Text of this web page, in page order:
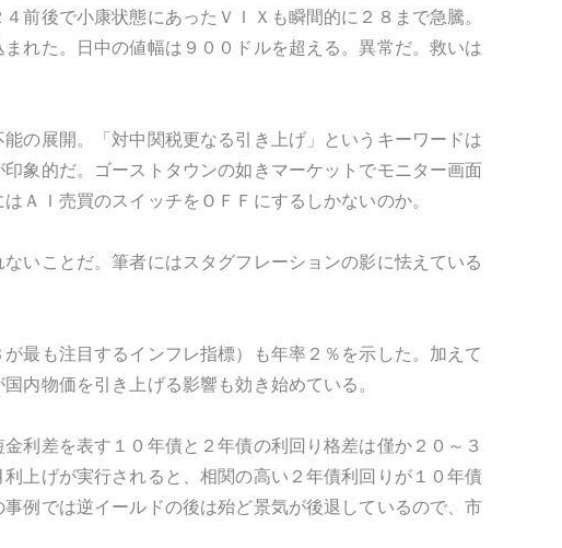
前後で小康状態にあったＶＩＸも瞬間的に２８まで急騰。
れた。日中の値幅は９００ドルを超える。異常だ。救いは
の展開。「対中関税更なる引き上げ」というキーワードは
象的だ。ゴーストタウンの如きマーケットでモニター画面
ＡＩ売買のスイッチをＯＦＦにするしかないのか。
いことだ。筆者にはスタグフレーションの影に怯えている
最も注目するインフレ指標）も年率２％を示した。加えて
内物価を引き上げる影響も効き始めている。
利差を表す１０年債と２年債の利回り格差は僅か２０～３
上げが実行されると、相関の高い２年債利回りが１０年債
例では逆イールドの後は殆ど景気が後退しているので、市